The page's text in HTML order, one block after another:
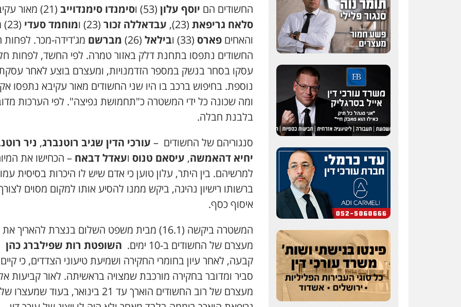
שחר לדובסקי, עו"ד
פלילי מעצרים וחקירות
לענייני אסירים
0507913332
עו"ד איהאב ג'לג'ולי
פלילי מעצרים וחקירות
עורכי דין לענייני אסירים
0505216700
עו"ד שלומי שרון
פלילי צבאי מעצרים
וחקירות
0547342002
החשודים הם יוסף עלון (53) ו סימנדו סימנדוייב (21) מאור עקיבא,
סלאח גריפאת (23), עבדאללה זכור (23) ו מוחמד סעדי
והאחיםפארס (33) ו בילאל (26) מברשם מג'דידה-מכר. לפחות
החשודים נתפסו בתחנת דלק באזור טמרה. לפי החשד, לפחות
עסקו בסחר בנשק במספר הזדמנויות, ומעצרם בוצע לאחר
נוספת. בחיפוש ברכב בו היו שני החשודים מאור עקיבא נתפסו
ומה שכונה כל ידי המשטרה כ"תחמושת נפיצה". לפי הערכות
בלבנת חבלה.
סנגוריהם של החשודים – עורכי הדין שגיב רוטנברג, ניר
יחיא דהאמשה, עיסאם טנוס ועאדל דבאח– הכחישו את
למרשיהם. בין היתר, עלון טוען כי אדם שיש לו היכרות בסיסית עמו
ברשותו רישיון נהיגה, ביקש ממנו להסיע אותו למקום מסוים
איסוף כסף.
המשטרה ביקשה (16.1) מבית משפט השלום בנצרת להאריך את
מעצרם של החשודים ב-10 ימים.
השופטת רות שפילברג כהן
קבעה, לאחר עיון בחומרי החקירה ושמיעת טיעוני הצדדים, כי
סביר ומדובר בחקירה מורכבת שמצויה בראשיתה. לאור קביעות
מעצרם של רוב החשודים הוארך עד 21 בינואר, בעוד שמעצרו של